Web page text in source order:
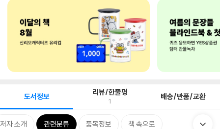
도서정보 리뷰/한줄평
1 배송/반품/교환
저자 소개 관련분류 품목정보 책 속으로